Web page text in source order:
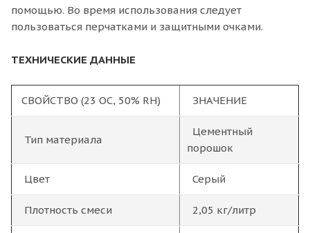
помощью. Во время использования следует
пользоваться перчатками и защитными очками.
ТЕХНИЧЕСКИЕ ДАННЫЕ
СВОЙСТВО (23 OC, 50% RH) ЗНАЧЕНИЕ
Тип материала
Цементный
порошок
Цвет Серый
Плотность смеси 2,05 кг/литр